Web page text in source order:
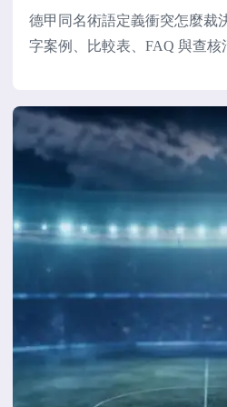
德甲同名術語定義衝突怎麼裁
字案例、比較表、FAQ 與查核